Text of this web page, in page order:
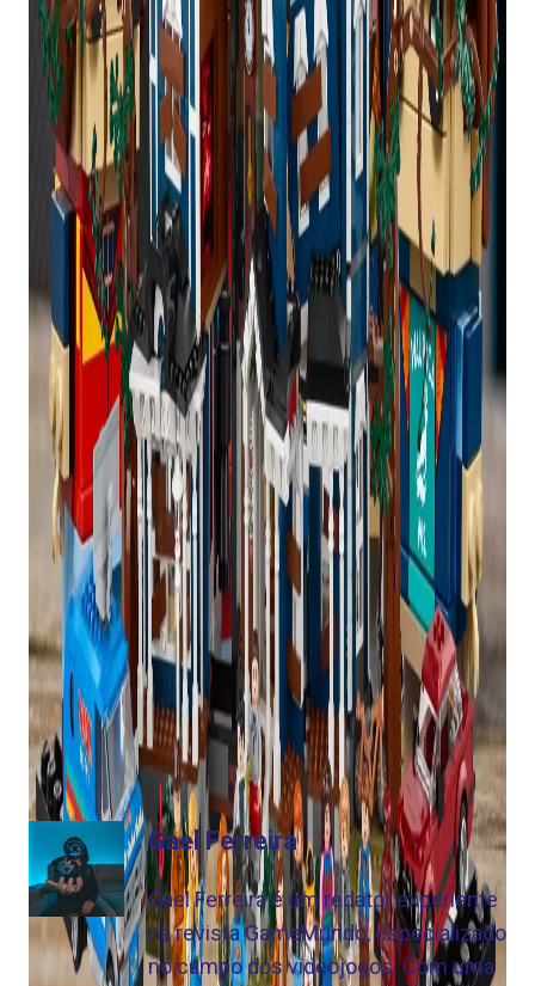
ENCOMENDE
STRANGER THINGS:
THE CREEL HOUSE
AGORA
£ 249,99
Compre aqui
Como mencionado acima, a estação de rádio
WSQK GWP está atualmente esgotada online, mas
Mike, Dustin, Lucas e Will Figures e Eleven, Max,
Demogorgon e Holly Figures estão disponíveis
para pedidos pendentes.
Se você está desesperado para que a estação de
rádio WSQK complete o conjunto, é recomendável
verificar com sua loja LEGO local. GameMundo
entrou em contato com a LEGO para comentar.
Visite o site da LEGO aqui para saber mais
Gael Ferreira
Gael Ferreira é um redator experiente
na revista GameMundo, especializado
no campo dos videojogos. Com uma